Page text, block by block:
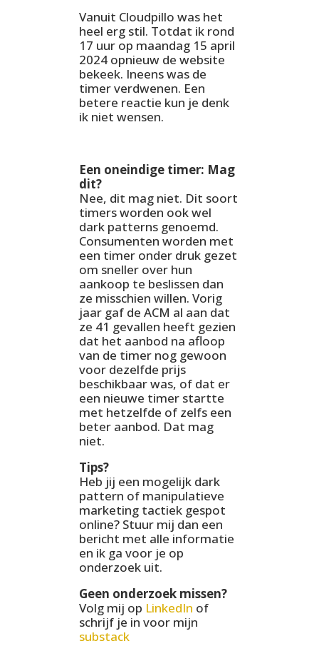
Vanuit Cloudpillo was het
heel erg stil. Totdat ik rond
17 uur op maandag 15 april
2024 opnieuw de website
bekeek. Ineens was de
timer verdwenen. Een
betere reactie kun je denk
ik niet wensen.
Een oneindige timer: Mag
dit?
Nee, dit mag niet. Dit soort
timers worden ook wel
dark patterns genoemd.
Consumenten worden met
een timer onder druk gezet
om sneller over hun
aankoop te beslissen dan
ze misschien willen. Vorig
jaar gaf de ACM al aan dat
ze 41 gevallen heeft gezien
dat het aanbod na afloop
van de timer nog gewoon
voor dezelfde prijs
beschikbaar was, of dat er
een nieuwe timer startte
met hetzelfde of zelfs een
beter aanbod. Dat mag
niet.
Tips?
Heb jij een mogelijk dark
pattern of manipulatieve
marketing tactiek gespot
online? Stuur mij dan een
bericht met alle informatie
en ik ga voor je op
onderzoek uit.
Geen onderzoek missen?
Volg mij op LinkedIn of
schrijf je in voor mijn
substack